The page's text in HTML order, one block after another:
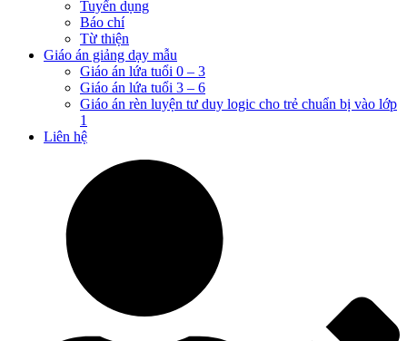
Tuyển dụng
Báo chí
Từ thiện
Giáo án giảng dạy mẫu
Giáo án lứa tuổi 0 – 3
Giáo án lứa tuổi 3 – 6
Giáo án rèn luyện tư duy logic cho trẻ chuẩn bị vào lớp
1
Liên hệ